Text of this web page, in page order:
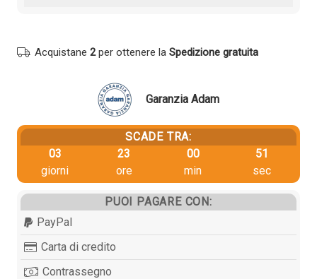
Acquistane 2per ottenere la Spedizione gratuita
Garanzia Adam
SCADE TRA:
03
giorni
23
ore
00
min
51
sec
PUOI PAGARE CON:
PayPal
Carta di credito
Contrassegno